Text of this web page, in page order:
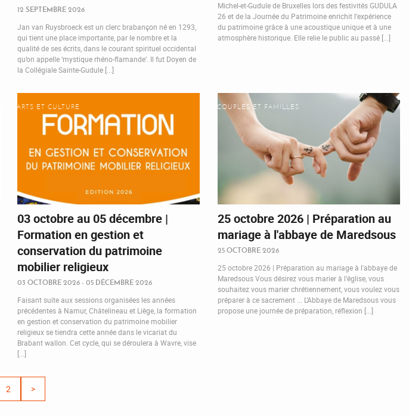
12 SEPTEMBRE 2026
Jan van Ruysbroeck est un clerc brabançon né en 1293,
qui tient une place importante, par le nombre et la
qualité de ses écrits, dans le courant spirituel occidental
qu’on appelle ‘mystique rhéno-flamande’. Il fut Doyen de
la Collégiale Sainte-Gudule [...]
Michel-et-Gudule de Bruxelles lors des festivités GUDULA
26 et de la Journée du Patrimoine enrichit l’expérience
du patrimoine grâce à une acoustique unique et à une
atmosphère historique. Elle relie le public au passé [...]
ARTS ET CULTURE
03 octobre au 05 décembre |
Formation en gestion et
conservation du patrimoine
mobilier religieux
03 OCTOBRE 2026 - 05 DÉCEMBRE 2026
Faisant suite aux sessions organisées les années
précédentes à Namur, Châtelineau et Liège, la formation
en gestion et conservation du patrimoine mobilier
religieux se tiendra cette année dans le vicariat du
Brabant wallon. Cet cycle, qui se déroulera à Wavre, vise
[...]
COUPLES ET FAMILLES
25 octobre 2026 | Préparation au
mariage à l'abbaye de Maredsous
25 OCTOBRE 2026
25 octobre 2026 | Préparation au mariage à l'abbaye de
Maredsous Vous désirez vous marier à l’église, vous
souhaitez vous marier chrétiennement, vous voulez vous
préparer à ce sacrement ... L’Abbaye de Maredsous vous
propose une journée de préparation, réflexion [...]
2 >